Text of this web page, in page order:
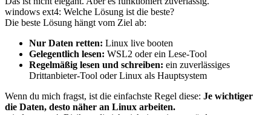
windows ext4: Welche Lösung ist die beste?
Die beste Lösung hängt vom Ziel ab:
Nur Daten retten: Linux live booten
Gelegentlich lesen: WSL2 oder ein Lese-Tool
Regelmäßig lesen und schreiben: ein zuverlässiges
Drittanbieter-Tool oder Linux als Hauptsystem
Wenn du mich fragst, ist die einfachste Regel diese: Je wichtiger
die Daten, desto näher an Linux arbeiten.